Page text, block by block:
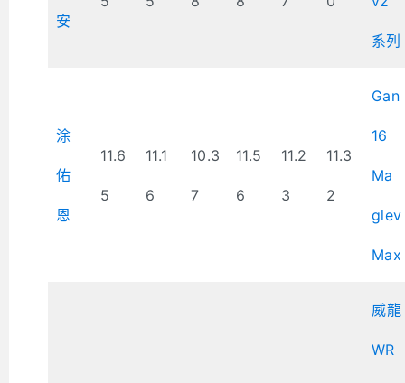
安
系列
涂
佑
恩
11.6
5
11.1
6
10.3
7
11.5
6
11.2
3
11.3
2
Gan
16
Ma
glev
Max
威龍
WR